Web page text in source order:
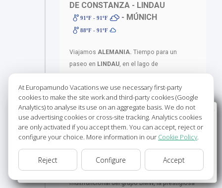
DE CONSTANZA - LINDAU
91ºF - 91ºF - MÚNICH
88ºF - 91ºF
Viajamos ALEMANIA. Tiempo para un
paseo en LINDAU, en el lago de
encuentra enclavada en una isla. Seguimos
haciaMUNICH , la capital de Baviera. Antes
de entrar, conocemosDACHAUdonde
visitamos el museo
sobre el campo de
concentración Nazi. Tiempo para almorzar.
En
MUNICHvisitamos el impresionante
recinto delBMW WELT (mundo BMW)
modernísima instalación de exposiciones
multifuncional del grupo BMW, la prestigiosa
Wellcome to Europamundo Vacations, your in the
international site of:
Bienvenido a Europamundo Vacaciones, está usted en el
sitio internacional de:
USA(en) change/cambiar
At Europamundo Vacations we use necessary first-party
cookies to make the site work and third-party cookies (Google
Analytics) to analyse its use on an aggregate basis. We do not
use advertising cookies or cross-site tracking. Analytics cookies
are only activated if you accept them. You can accept, reject or
configure your choice. More information in our Cookie Policy.
Reject Configure Accept